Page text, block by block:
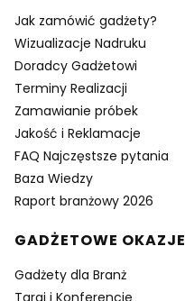
Jak zamówić gadżety?
Wizualizacje Nadruku
Doradcy Gadżetowi
Terminy Realizacji
Zamawianie próbek
Jakość i Reklamacje
FAQ Najczęstsze pytania
Baza Wiedzy
Raport branżowy 2026
GADŻETOWE OKAZJE
Gadżety dla Branż
Targi i Konferencje